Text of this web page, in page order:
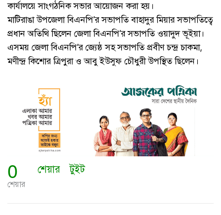
কার্যালয়ে সাংগঠনিক সভার আয়োজন করা হয়।
মাটিরাঙা উপজেলা বিএনপি’র সভাপতি বাহাদুর মিয়ার সভাপতিত্বে
প্রধান অতিথি ছিলেন জেলা বিএনপি’র সভাপতি ওয়াদুদ ভূইয়া।
এসময় জেলা বিএনপি’র জ্যেষ্ঠ সহ সভাপতি প্রবীণ চন্দ্র চাকমা,
মণীন্দ্র কিশোর ত্রিপুরা ও আবু ইউসুফ চৌধুরী উপস্থিত ছিলেন।
0
শেয়ার
শেয়ার টুইট